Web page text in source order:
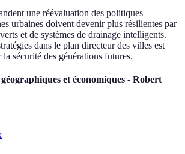
une réévaluation des politiques
urbaines doivent devenir plus résilientes par
et de systèmes de drainage intelligents.
dans le plan directeur des villes est
sécurité des générations futures.
et économiques - Robert